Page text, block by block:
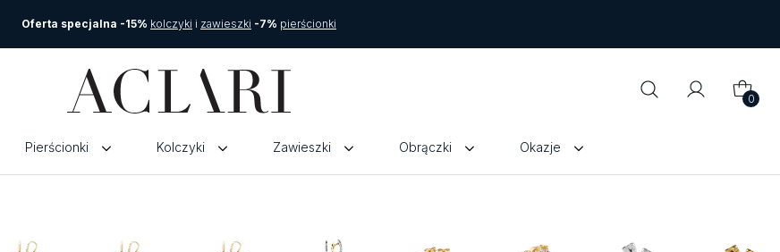
Oferta specjalna -15% kolczyki i zawieszki -7% pierścionki
0
Pierścionki Kolczyki Zawieszki Obrączki Okazje